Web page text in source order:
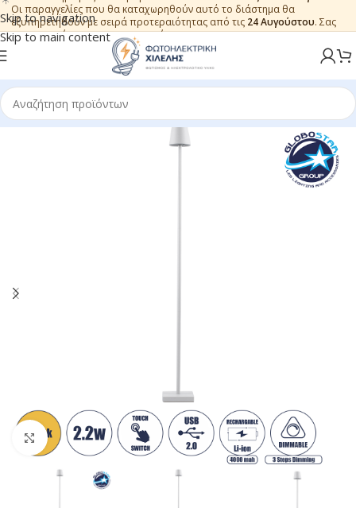
Skip to navigation
Skip to main content
Οι παραγγελίες που θα καταχωρηθούν αυτό το διάστημα θα
εξυπηρετηθούν με σειρά προτεραιότητας από τις 24 Αυγούστου. Σας
ευχαριστούμε για την εμπιστοσύνη.
Κλικ για μεγέθυνση